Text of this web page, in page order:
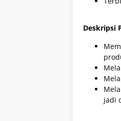
Deskripsi
jadi